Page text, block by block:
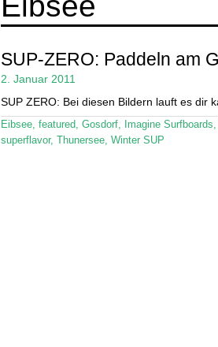
SUP-ZERO: Paddeln am
2. Januar 2011
SUP ZERO: Bei diesen Bildern lauft es dir
Eibsee, featured, Gosdorf, Imagine Surfboards,
superflavor, Thunersee, Winter SUP